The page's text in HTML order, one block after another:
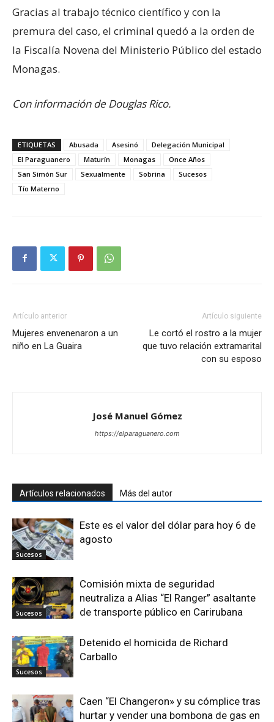
Gracias al trabajo técnico científico y con la
premura del caso, el criminal quedó a la orden de
la Fiscalía Novena del Ministerio Público del estado
Monagas.
Con información de Douglas Rico.
ETIQUETAS Abusada Asesinó
Delegación Municipal
El Paraguanero
Maturín Monagas
Once Años
San Simón Sur
Sexualmente Sobrina
Sucesos
Tío Materno
Artículo anterior
Mujeres envenenaron a un
niño en La Guaira
Artículo siguiente
Le cortó el rostro a la mujer
que tuvo relación extramarital
con su esposo
José Manuel Gómez
https://elparaguanero.com
Artículos relacionados Más del autor
Sucesos
Este es el valor del dólar para hoy 6 de
agosto
Sucesos
Comisión mixta de seguridad
neutraliza a Alias “El Ranger” asaltante
de transporte público en Carirubana
Sucesos
Detenido el homicida de Richard
Carballo
Caen “El Changeron» y su cómplice tras
hurtar y vender una bombona de gas en